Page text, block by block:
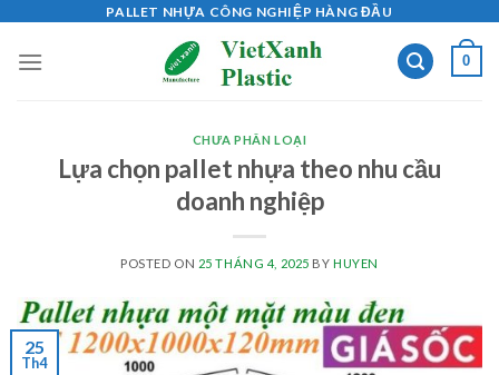
content
PALLET NHỰA CÔNG NGHIỆP HÀNG ĐẦU
0
CHƯA PHÂN LOẠI
Lựa chọn pallet nhựa theo nhu cầu
doanh nghiệp
POSTED ON 25 THÁNG 4, 2025 BY HUYEN
25
Th4